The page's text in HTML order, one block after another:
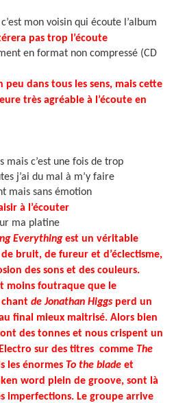
mon voisin qui écoute l’album
pas trop l’écoute
en format non compressé (CD
peu dans tous les sens, mais cette
très agréable à l’écoute en
mais c’est une fois de trop
j’ai du mal à m’y faire
mais sans émotion
à l’écouter
ma platine
Everythingest un véritable
bruit, de fureur et d’éclectisme,
des sons et des couleurs.
moins foutraque que le
chant de Jonathan Higgs perd un
final mieux maitrisé. Alors bien
des tonnes et nous crispent un
sur des titres comme The
les énormes To the blade et
word plein de groove, sont là
imperfections. Le groupe arrive